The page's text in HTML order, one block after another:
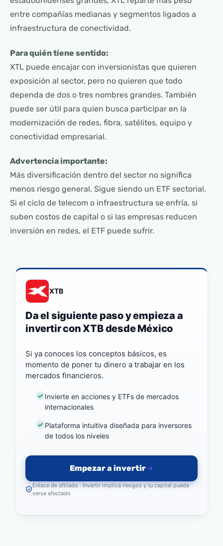
entre compañías medianas y segmentos ligados a
infraestructura de conectividad.
Para quién tiene sentido:
XTL puede encajar con inversionistas que quieren
exposición al sector, pero no quieren que todo
dependa de dos o tres nombres grandes. También
puede ser útil para quien busca participar en la
modernización de redes, fibra, satélites, equipo y
conectividad empresarial.
Advertencia importante:
Más diversificación dentro del sector no significa
menos riesgo general. Sigue siendo un ETF sectorial.
Si el ciclo de telecom o infraestructura se enfría, si
suben costos de capital o si las empresas reducen
inversión en redes, el ETF puede sufrir.
XTB
Da el siguiente paso y empieza a
invertir con XTB desde México
Si ya conoces los conceptos básicos, es
momento de poner tu dinero a trabajar en los
mercados financieros.
Invierte en acciones y ETFs de mercados
internacionales
Plataforma intuitiva diseñada para inversores
de todos los niveles
Empezar a invertir
Enlace de afiliado · Invertir implica riesgos y tu capital puede
verse afectado